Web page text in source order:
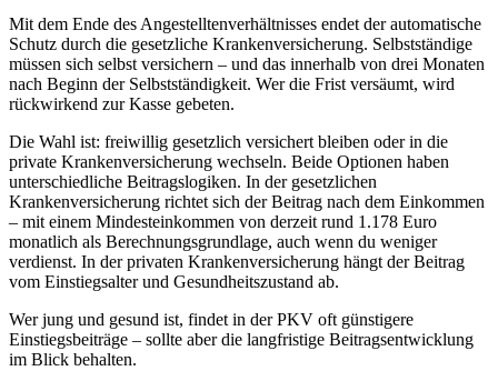
Mit dem Ende des Angestelltenverhältnisses endet der automatische
Schutz durch die gesetzliche Krankenversicherung. Selbstständige
müssen sich selbst versichern – und das innerhalb von drei Monaten
nach Beginn der Selbstständigkeit. Wer die Frist versäumt, wird
rückwirkend zur Kasse gebeten.
Die Wahl ist: freiwillig gesetzlich versichert bleiben oder in die
private Krankenversicherung wechseln. Beide Optionen haben
unterschiedliche Beitragslogiken. In der gesetzlichen
Krankenversicherung richtet sich der Beitrag nach dem Einkommen
– mit einem Mindesteinkommen von derzeit rund 1.178 Euro
monatlich als Berechnungsgrundlage, auch wenn du weniger
verdienst. In der privaten Krankenversicherung hängt der Beitrag
vom Einstiegsalter und Gesundheitszustand ab.
Wer jung und gesund ist, findet in der PKV oft günstigere
Einstiegsbeiträge – sollte aber die langfristige Beitragsentwicklung
im Blick behalten.